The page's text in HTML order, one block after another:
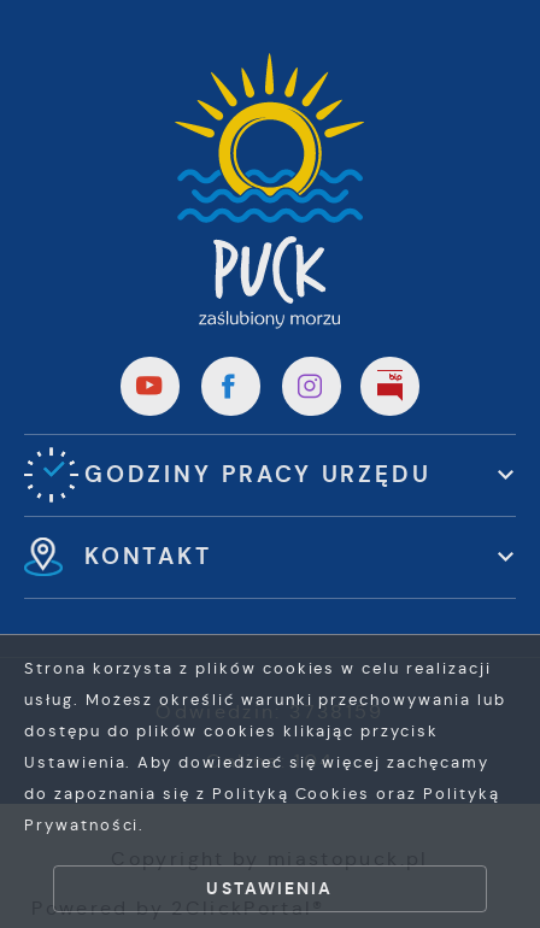
GODZINY PRACY URZĘDU
KONTAKT
Odwiedzin: 3738159
Online: 104
Powered by2ClickPortal®
Strona korzysta z plików cookies w celu realizacji
usług. Możesz określić warunki przechowywania lub
dostępu do plików cookies klikając przycisk
Ustawienia. Aby dowiedzieć się więcej zachęcamy
do zapoznania się z Polityką Cookies oraz Polityką
Prywatności.
USTAWIENIA
ZEZWÓL NA WSZYSTKIE